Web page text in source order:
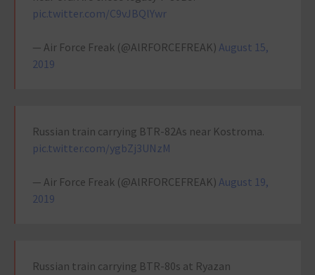
pic.twitter.com/C9vJBQlYwr
— Air Force Freak (@AlRFORCEFREAK) August 15,
2019
Russian train carrying BTR-82As near Kostroma.
pic.twitter.com/ygbZj3UNzM
— Air Force Freak (@AlRFORCEFREAK) August 19,
2019
Russian train carrying BTR-80s at Ryazan